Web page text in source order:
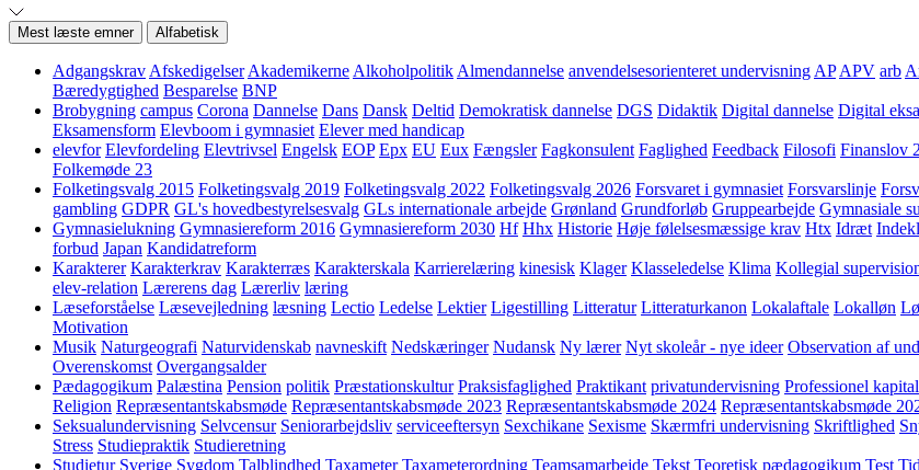
Mest læste emner Alfabetisk
Adgangskrav Afskedigelser Akademikerne Alkoholpolitik Almendannelse anvendelsesorienteret undervisning AP APV arb
Bæredygtighed Besparelse BNP
Brobygning campus Corona Dannelse Dans Dansk Deltid Demokratisk dannelse DGS Didaktik Digital dannelse Digital
Eksamensform Elevboom i gymnasiet Elever med handicap
elevfor Elevfordeling Elevtrivsel Engelsk EOP Epx EU Eux Fængsler Fagkonsulent Faglighed Feedback Filosofi Finanslov
Folkemøde 23
Folketingsvalg 2015 Folketingsvalg 2019 Folketingsvalg 2022 Folketingsvalg 2026 Forsvaret i gymnasiet Forsvarslinje
gambling GDPR GL's hovedbestyrelsesvalg GLs internationale arbejde Grønland Grundforløb Gruppearbejde Gymnasiale
Gymnasielukning Gymnasiereform 2016 Gymnasiereform 2030 Hf Hhx Historie Høje følelsesmæssige krav Htx Idræt
forbud Japan Kandidatreform
Karakterer Karakterkrav Karakterræs Karakterskala Karrierelæring kinesisk Klager Klasseledelse Klima Kollegial
elev-relation Lærerens dag Lærerliv læring
Læseforståelse Læsevejledning læsning Lectio Ledelse Lektier Ligestilling Litteratur Litteraturkanon Lokalaftale Lokalløn
Motivation
Musik Naturgeografi Naturvidenskab navneskift Nedskæringer Nudansk Ny lærer Nyt skoleår - nye ideer Observation af
Overenskomst Overgangsalder
Pædagogikum Palæstina Pension politik Præstationskultur Praksisfaglighed Praktikant privatundervisning Professionel kapital
Religion Repræsentantskabsmøde Repræsentantskabsmøde 2023 Repræsentantskabsmøde 2024 Repræsentantskabsmøde
Seksualundervisning Selvcensur Seniorarbejdsliv serviceeftersyn Sexchikane Sexisme Skærmfri undervisning Skriftlighed
Stress Studiepraktik Studieretning
Studietur Sverige Sygdom Talblindhed Taxameter Taxameterordning Teamsamarbejde Tekst Teoretisk pædagogikum Test